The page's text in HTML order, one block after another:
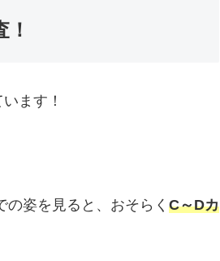
ます！
姿を見ると、おそらく C～Dカ